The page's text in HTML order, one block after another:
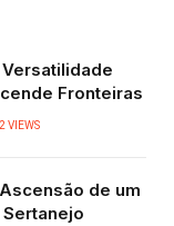
Fronteiras
VIEWS
de um